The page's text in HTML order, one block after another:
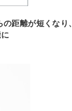
距離が短くなり、